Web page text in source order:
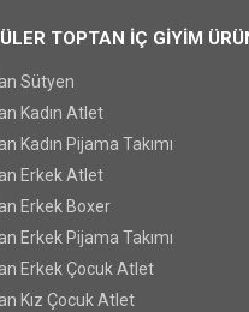
TOPTAN İÇ GİYİM
Sütyen
Kadın Atlet
Kadın Pijama Takımı
Erkek Atlet
Erkek Boxer
Erkek Pijama Takımı
Erkek Çocuk Atlet
Kız Çocuk Atlet